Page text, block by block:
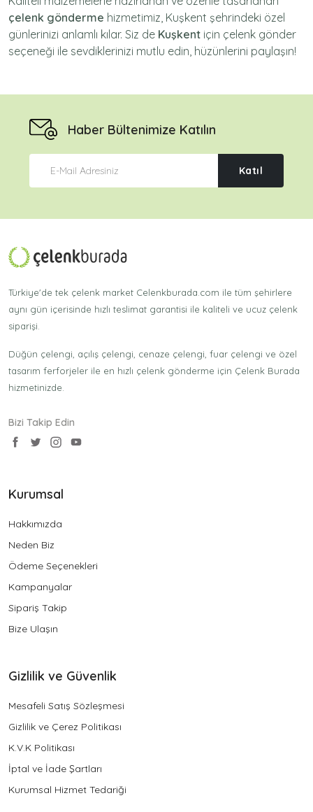
çelenk gönderme hizmetimiz, Kuşkent şehrindeki özel
günlerinizi anlamlı kılar. Siz de Kuşkent için çelenk gönder
seçeneği ile sevdiklerinizi mutlu edin, hüzünlerini paylaşın!
Haber Bültenimize Katılın
Katıl
Türkiye'de tek çelenk market Celenkburada.com ile tüm şehirlere
aynı gün içerisinde hızlı teslimat garantisi ile kaliteli ve ucuz çelenk
siparişi.
Düğün çelengi, açılış çelengi, cenaze çelengi, fuar çelengi ve özel
tasarım ferforjeler ile en hızlı çelenk gönderme için Çelenk Burada
hizmetinizde.
Bizi Takip Edin
Kurumsal
Hakkımızda
Neden Biz
Ödeme Seçenekleri
Kampanyalar
Sipariş Takip
Bize Ulaşın
Gizlilik ve Güvenlik
Mesafeli Satış Sözleşmesi
Gizlilik ve Çerez Politikası
K.V.K Politikası
İptal ve İade Şartları
Kurumsal Hizmet Tedariği